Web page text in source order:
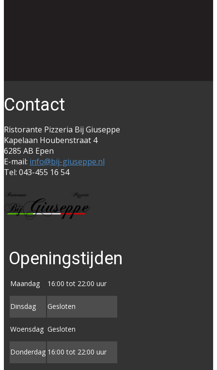
Co​ntact
Ristorante Pizzeria Bij Giuseppe
Kapelaan Houbenstraat 4
6285 AB Epen
E-mail: info@bij-giuseppe.nl
Tel: 043-455 16 54
Openingstijden
Maandag 16:00 tot 22:00 uur
Dinsdag Gesloten
Woensdag Gesloten
Donderdag 16:00 tot ​22:00 uur